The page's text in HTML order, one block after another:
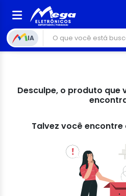
IA
Desculpe, o produto
Talvez você